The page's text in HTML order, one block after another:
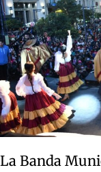
La Banda